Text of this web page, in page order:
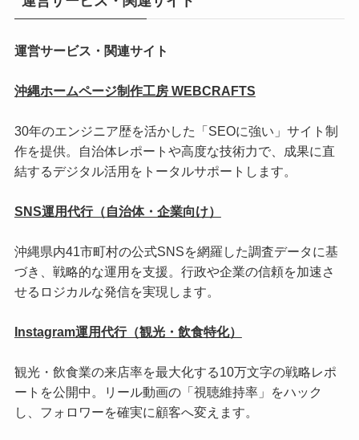
運営サービス・関連サイト
沖縄ホームページ制作工房 WEBCRAFTS
30年のエンジニア歴を活かした「SEOに強い」サイト制
作を提供。自治体レポートや高度な技術力で、成果に直
結するデジタル活用をトータルサポートします。
SNS運用代行（自治体・企業向け）
沖縄県内41市町村の公式SNSを網羅した調査データに基
づき、戦略的な運用を支援。行政や企業の信頼を加速さ
せるロジカルな発信を実現します。
Instagram運用代行（観光・飲食特化）
観光・飲食業の来店率を最大化する10万文字の戦略レポ
ートを公開中。リール動画の「視聴維持率」をハック
し、フォロワーを確実に顧客へ変えます。